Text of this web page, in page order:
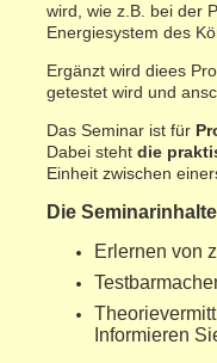
wird, wie z.B. bei der
Energiesystem des
Ergänzt wird diees
getestet wird und
Das Seminar ist für
Dabei steht die
Einheit zwischen
Die
Erlernen von
Informieren